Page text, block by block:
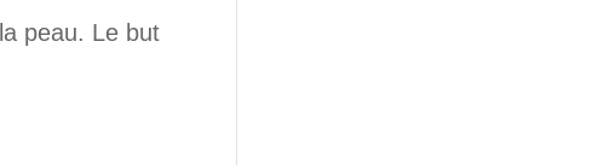
peau. Le but